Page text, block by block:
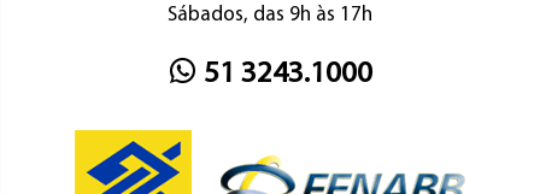
Sábados, das 9h às 17h
51 3243.1000